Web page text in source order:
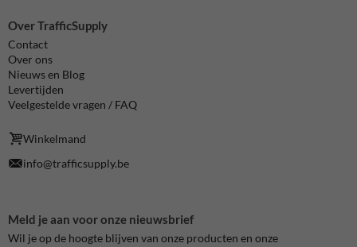
Over TrafficSupply
Contact
Over ons
Nieuws en Blog
Levertijden
Veelgestelde vragen / FAQ
Winkelmand
info@trafficsupply.be
Meld je aan voor onze nieuwsbrief
Wil je op de hoogte blijven van onze producten en onze